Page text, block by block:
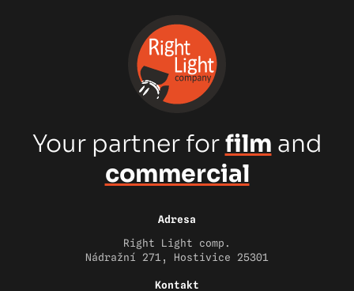
Your partner forfilm and
commercial
Adresa
Right Light comp.
Nádražní 271, Hostivice 25301
Kontakt